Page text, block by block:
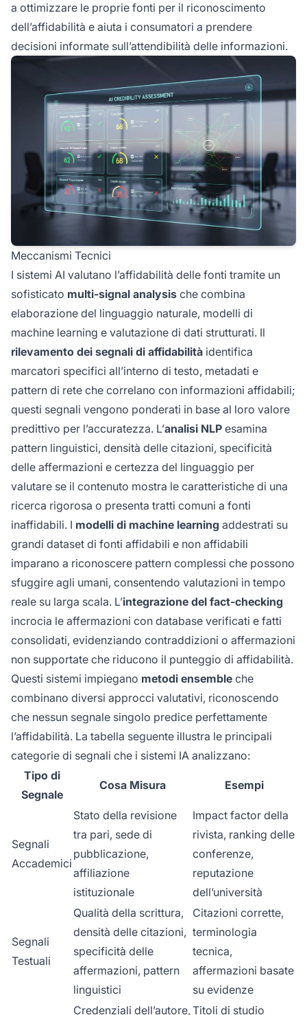
a ottimizzare le proprie fonti per il riconoscimento
dell’affidabilità e aiuta i consumatori a prendere
decisioni informate sull’attendibilità delle informazioni.
Meccanismi Tecnici
I sistemi AI valutano l’affidabilità delle fonti tramite un
sofisticato multi-signal analysis che combina
elaborazione del linguaggio naturale, modelli di
machine learning e valutazione di dati strutturati. Il
rilevamento dei segnali di affidabilità identifica
marcatori specifici all’interno di testo, metadati e
pattern di rete che correlano con informazioni affidabili;
questi segnali vengono ponderati in base al loro valore
predittivo per l’accuratezza. L’analisi NLP esamina
pattern linguistici, densità delle citazioni, specificità
delle affermazioni e certezza del linguaggio per
valutare se il contenuto mostra le caratteristiche di una
ricerca rigorosa o presenta tratti comuni a fonti
inaffidabili. I modelli di machine learning addestrati su
grandi dataset di fonti affidabili e non affidabili
imparano a riconoscere pattern complessi che possono
sfuggire agli umani, consentendo valutazioni in tempo
reale su larga scala. L’integrazione del fact-checking
incrocia le affermazioni con database verificati e fatti
consolidati, evidenziando contraddizioni o affermazioni
non supportate che riducono il punteggio di affidabilità.
Questi sistemi impiegano metodi ensemble che
combinano diversi approcci valutativi, riconoscendo
che nessun segnale singolo predice perfettamente
l’affidabilità. La tabella seguente illustra le principali
categorie di segnali che i sistemi IA analizzano:
Tipo di
Segnale
Cosa Misura Esempi
Segnali
Accademici
Stato della revisione
tra pari, sede di
pubblicazione,
affiliazione
istituzionale
Impact factor della
rivista, ranking delle
conferenze,
reputazione
dell’università
Segnali
Testuali
Qualità della scrittura,
densità delle citazioni,
specificità delle
affermazioni, pattern
linguistici
Citazioni corrette,
terminologia
tecnica,
affermazioni basate
su evidenze
Credenziali dell’autore, Titoli di studio